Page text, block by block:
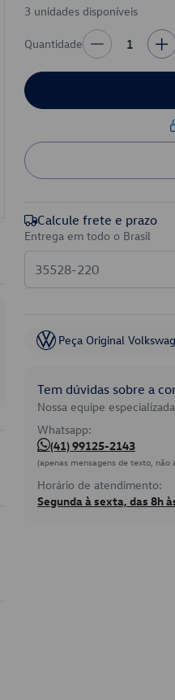
3 unidades disponíveis
Quantidade 1
Calcule frete e prazo
Entrega em todo o Brasil
Peça Original
Tem dúvidas sobre a
Nossa equipe
Whatsapp:
(41) 99125-2143
(apenas mensagens de texto, não
Horário de atendimento:
Segunda à sexta, das 8h